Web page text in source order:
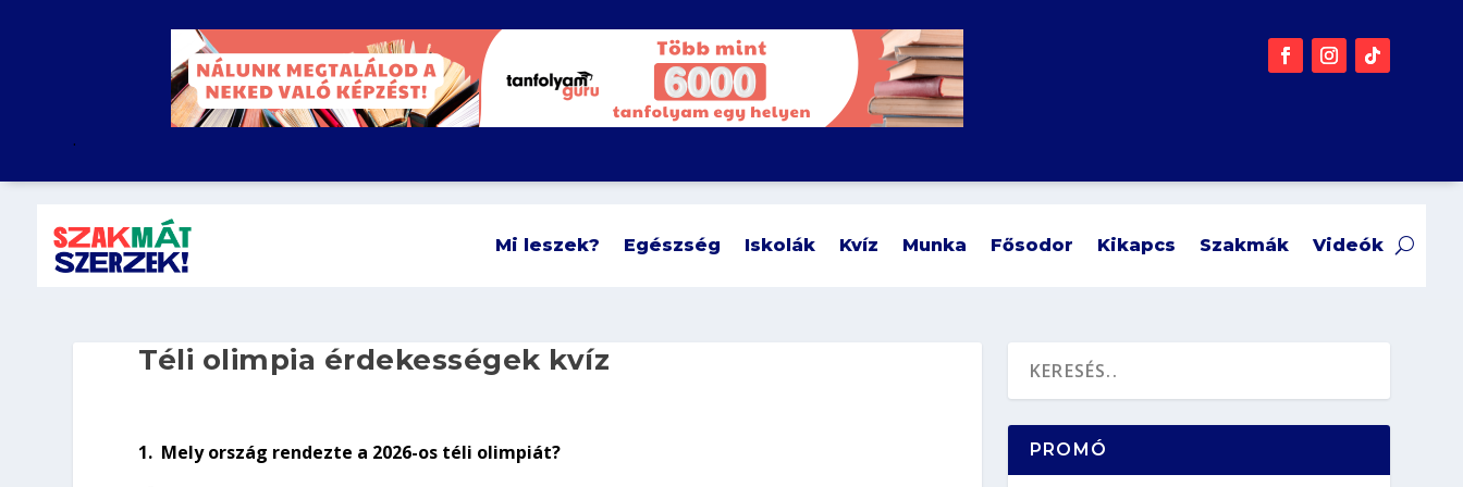
.
Mi leszek? Egészség Iskolák Kvíz Munka Fősodor Kikapcs Szakmák Videók
Téli olimpia érdekességek kvíz
1. Mely ország rendezte a 2026-os téli olimpiát? PROMÓ